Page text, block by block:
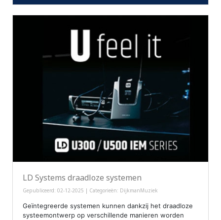
LD Systems draadloze systemen
Gepubliceerd: 02-12-2025 | Categorieën: DijkmanMuziek
Geïntegreerde systemen kunnen dankzij het draadloze
systeemontwerp op verschillende manieren worden